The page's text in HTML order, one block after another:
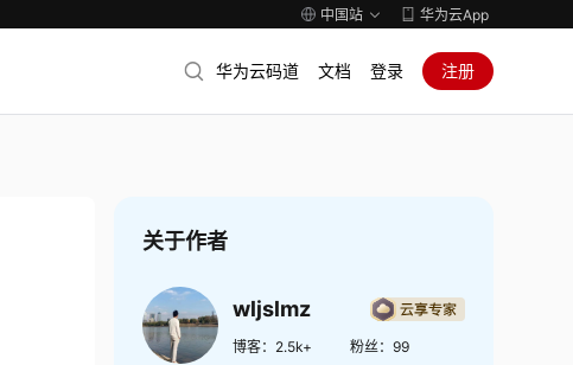
中国站 华为云App
华为云码道 文档 登录 注册
关于作者
wljslmz
博客： 2.5k+ 粉丝： 99